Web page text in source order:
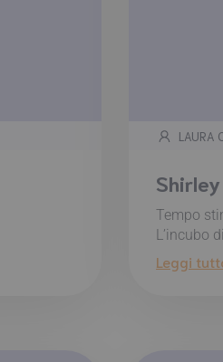
LAURA
Tempo
L’incubo
Leggi